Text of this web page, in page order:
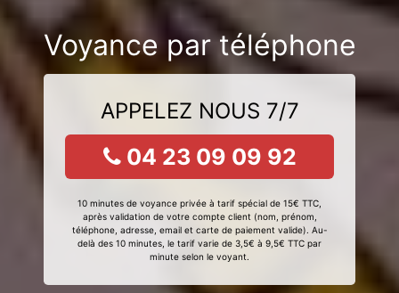
Voyance par téléphone
APPELEZ NOUS 7/7
04 23 09 09 92
10 minutes de voyance privée à tarif spécial de 15€ TTC,
après validation de votre compte client (nom, prénom,
téléphone, adresse, email et carte de paiement valide). Au-
delà des 10 minutes, le tarif varie de 3,5€ à 9,5€ TTC par
minute selon le voyant.